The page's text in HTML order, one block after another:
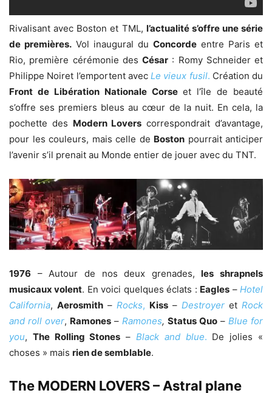
Rivalisant avec Boston et TML, l’actualité s’offre une série
de premières. Vol inaugural du Concorde entre Paris et
Rio, première cérémonie des César : Romy Schneider et
Philippe Noiret l’emportent avec Le vieux fusil. Création du
Front de Libération Nationale Corseet l’île de beauté
s’offre ses premiers bleus au cœur de la nuit. En cela, la
pochette des Modern Lovers correspondrait d’avantage,
pour les couleurs, mais celle de Boston pourrait anticiper
l’avenir s’il prenait au Monde entier de jouer avec du TNT.
1976 – Autour de nos deux grenades,les shrapnels
musicaux volent. En voici quelques éclats : Eagles –Hotel
California, Aerosmith – Rocks, Kiss – Destroyer et Rock
and roll over, Ramones – Ramones, Status Quo – Blue for
you, The Rolling Stones –Black and blue. De jolies «
choses » mais rien de semblable.
The MODERN LOVERS – Astral plane